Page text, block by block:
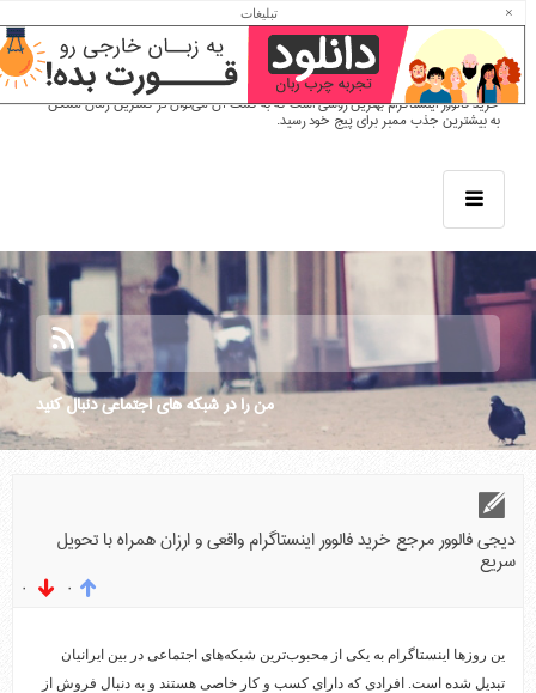
دیجی فالوور مرجع خرید فالوور اینستاگرام
واقعی و ارزان همراه با تحویل سریع
خرید فالوور اینستاگرام بهترین روشی است که به کمک آن می‌توان در کمترین زمان ممکن
به بیشترین جذب ممبر برای پیج خود رسید.
من را در شبكه هاي اجتماعي دنبال كنيد
دیجی فالوور مرجع خرید فالوور اینستاگرام واقعی و ارزان همراه با تحویل
سریع
۰
ین روزها اینستاگرام به یکی از محبوب‌ترین شبکه‌های اجتماعی در بین ایرانیان
تبدیل شده است. افرادی که دارای کسب و کار خاصی هستند و به دنبال فروش از
تبلیغات